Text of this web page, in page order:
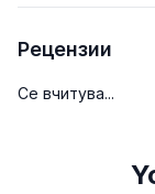
Рецензии
Се вчитува...